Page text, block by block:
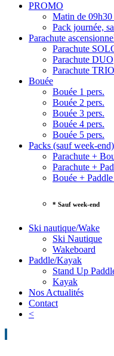
PROMO
Matin de 09h30
Pack journée,
Parachute
Parachute
Parachute DUO
Parachute TRIO
Bouée
Bouée 1 pers.
Bouée 2 pers.
Bouée 3 pers.
Bouée 4 pers.
Bouée 5 pers.
Packs (sauf week-end)
Parachute +
Parachute +
Bouée +
* Sauf week-end
Ski nautique/Wake
Ski Nautique
Wakeboard
Paddle/Kayak
Stand Up
Kayak
Nos Actualités
Contact
<